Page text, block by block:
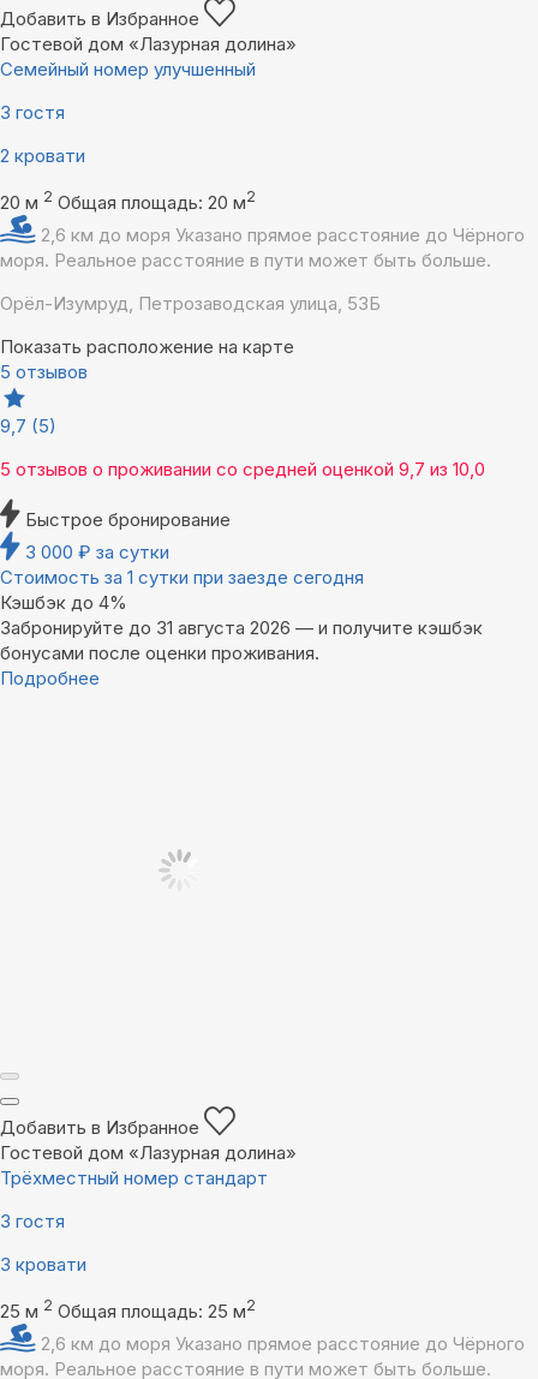
Добавить в Избранное
Гостевой дом «Лазурная долина»
Семейный номер улучшенный
3 гостя
2 кровати
20 м 2 Общая площадь: 20 м2
2,6 км до моря Указано прямое расстояние до Чёрного
моря. Реальное расстояние в пути может быть больше.
Орёл-Изумруд, Петрозаводская улица, 53Б
Показать расположение на карте
5 отзывов
9,7 (5)
5 отзывов о проживании со средней оценкой 9,7 из 10,0
Быстрое бронирование
3 000 ₽ за сутки
Стоимость за 1 сутки при заезде сегодня
Кэшбэк до 4%
Забронируйте до 31 августа 2026 — и получите кэшбэк
бонусами после оценки проживания.
Подробнее
Добавить в Избранное
Гостевой дом «Лазурная долина»
Трёхместный номер стандарт
3 гостя
3 кровати
25 м 2 Общая площадь: 25 м2
2,6 км до моря Указано прямое расстояние до Чёрного
моря. Реальное расстояние в пути может быть больше.